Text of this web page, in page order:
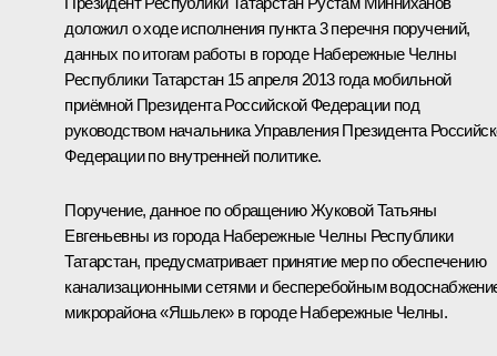
доложил о ходе исполнения пункта 3 перечня поручений,
данных по итогам работы в городе Набережные Челны
Республики Татарстан 15 апреля 2013 года мобильной
приёмной Президента Российской Федерации под
руководством начальника Управления Президента
Федерации по внутренней политике.
Поручение, данное по обращению Жуковой Татьяны
Евгеньевны из города Набережные Челны Республики
Татарстан, предусматривает принятие мер по обеспечению
канализационными сетями и бесперебойным
микрорайона «Яшьлек» в городе Набережные Челны.